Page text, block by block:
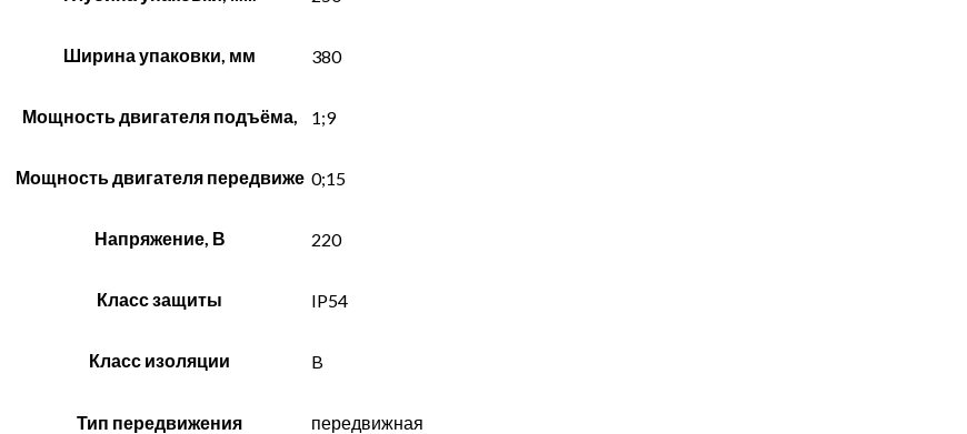
Ширина упаковки, мм 380
Мощность двигателя подъёма, 1;9
Мощность двигателя передвиже 0;15
Напряжение, В 220
Класс защиты IP54
Класс изоляции B
Тип передвижения передвижная